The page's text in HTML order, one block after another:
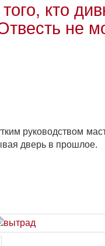
кто
не
руководством
дверь в прошлое.